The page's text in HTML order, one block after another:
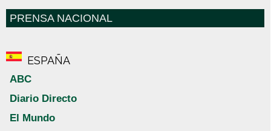
PRENSA NACIONAL
ESPAÑA
ABC
Diario Directo
El Mundo